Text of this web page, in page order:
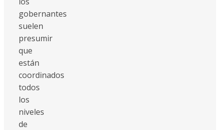
gobernantes
suelen
presumir
que
están
coordinados
todos
los
niveles
de